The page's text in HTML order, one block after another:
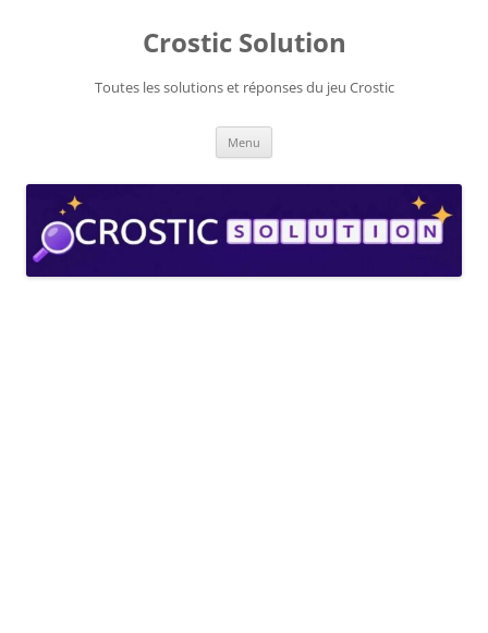
Crostic Solution
Toutes les solutions et réponses du jeu Crostic
Menu